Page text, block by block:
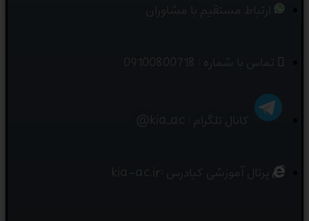
ارتباط مستقیم با مشاوران
تماس با شماره : 09100800718
کانال تلگرام : kia_ac@
پرتال آموزشی کیادرس :kia-ac.ir